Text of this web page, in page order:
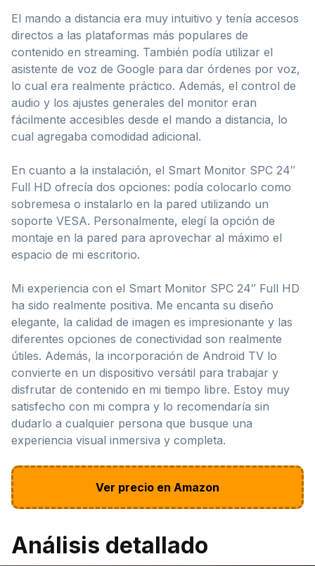
El mando a distancia era muy intuitivo y tenía accesos
directos a las plataformas más populares de
contenido en streaming. También podía utilizar el
asistente de voz de Google para dar órdenes por voz,
lo cual era realmente práctico. Además, el control de
audio y los ajustes generales del monitor eran
fácilmente accesibles desde el mando a distancia, lo
cual agregaba comodidad adicional.
En cuanto a la instalación, el Smart Monitor SPC 24″
Full HD ofrecía dos opciones: podía colocarlo como
sobremesa o instalarlo en la pared utilizando un
soporte VESA. Personalmente, elegí la opción de
montaje en la pared para aprovechar al máximo el
espacio de mi escritorio.
Mi experiencia con el Smart Monitor SPC 24″ Full HD
ha sido realmente positiva. Me encanta su diseño
elegante, la calidad de imagen es impresionante y las
diferentes opciones de conectividad son realmente
útiles. Además, la incorporación de Android TV lo
convierte en un dispositivo versátil para trabajar y
disfrutar de contenido en mi tiempo libre. Estoy muy
satisfecho con mi compra y lo recomendaría sin
dudarlo a cualquier persona que busque una
experiencia visual inmersiva y completa.
Ver precio en Amazon
Análisis detallado